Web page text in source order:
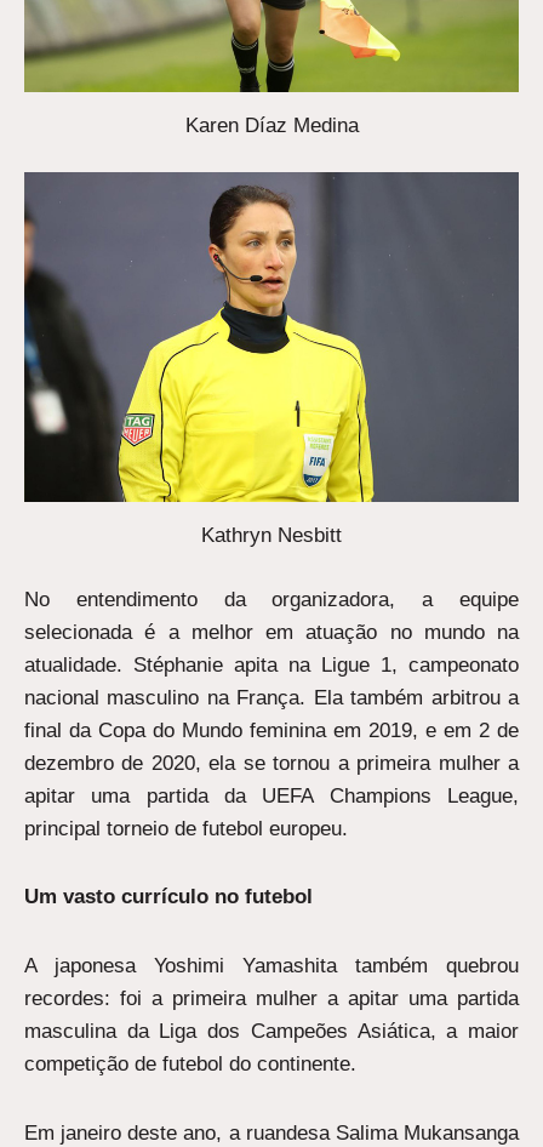
Karen Díaz Medina
Kathryn Nesbitt
No entendimento da organizadora, a equipe
selecionada é a melhor em atuação no mundo na
atualidade. Stéphanie apita na Ligue 1, campeonato
nacional masculino na França. Ela também arbitrou a
final da Copa do Mundo feminina em 2019, e em 2 de
dezembro de 2020, ela se tornou a primeira mulher a
apitar uma partida da UEFA Champions League,
principal torneio de futebol europeu.
Um vasto currículo no futebol
A japonesa Yoshimi Yamashita também quebrou
recordes: foi a primeira mulher a apitar uma partida
masculina da Liga dos Campeões Asiática, a maior
competição de futebol do continente.
Em janeiro deste ano, a ruandesa Salima Mukansanga